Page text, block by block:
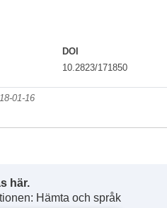
DOI
10.2823/171850
01-16
här.
Hämta och språk